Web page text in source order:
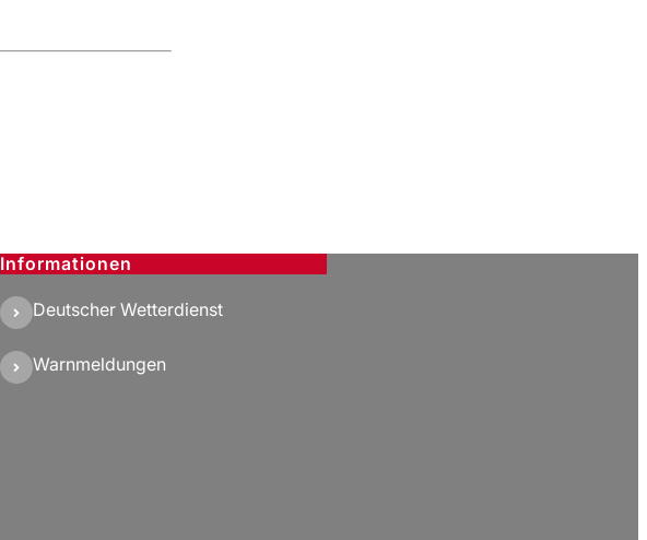
Informationen
Deutscher Wetterdienst
Warnmeldungen